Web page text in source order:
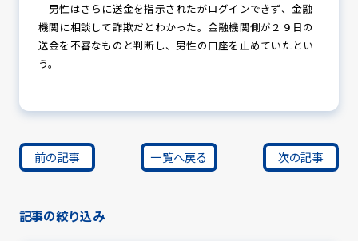
男性はさらに送金を指示されたがログインできず、金融
機関に相談して詐欺だとわかった。金融機関側が２９日の
送金を不審なものと判断し、男性の口座を止めていたとい
う。
前の記事 一覧へ戻る 次の記事
記事の絞り込み